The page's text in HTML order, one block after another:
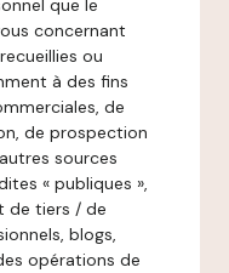
que le
concernant
ou
à des fins
de
de prospection
sources
« publiques »,
de tiers / de
blogs,
opérations de